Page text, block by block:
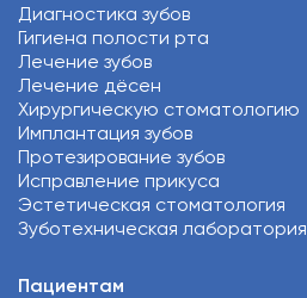
Диагностика зубов
Гигиена полости рта
Лечение зубов
Лечение дёсен
Хирургическую стоматологию
Имплантация зубов
Протезирование зубов
Исправление прикуса
Эстетическая стоматология
Зуботехническая лаборатория
Пациентам